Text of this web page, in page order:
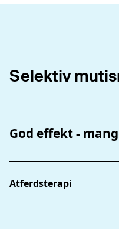
Selektiv
God effekt -
Atferdsterapi